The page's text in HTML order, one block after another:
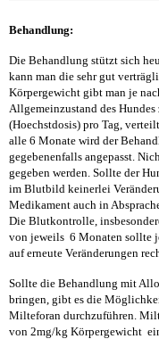
Behandlung:
Die Behandlung stützt sich
kann man die sehr gut
Körpergewicht gibt man je
Allgemeinzustand des
(Hoechstdosis) pro Tag,
alle 6 Monate wird der
gegebenenfalls angepasst.
gegeben werden. Sollte der
im Blutbild keinerlei
Medikament auch in
Die Blutkontrolle,
von jeweils 6 Monaten sollte
auf erneute Veränderungen
Sollte die Behandlung mit
bringen, gibt es die
Milteforan durchzuführen.
von 2mg/kg Körpergewicht